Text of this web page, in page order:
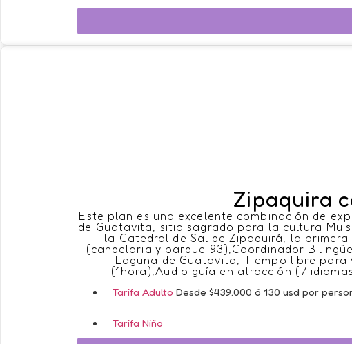
Zipaquira
Este plan es una excelente combinación de
de Guatavita, sitio sagrado para la cultura
la Catedral de Sal de Zipaquirá, la
(candelaria y parque 93),Coordinador
Laguna de Guatavita, Tiempo libre
(1hora),Audio guía en atracción (7
Tarifa Adulto Desde $439.000 ó 130 usd por
Tarifa Niño